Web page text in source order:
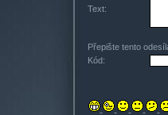
Text:
Přepište tento
Kód: